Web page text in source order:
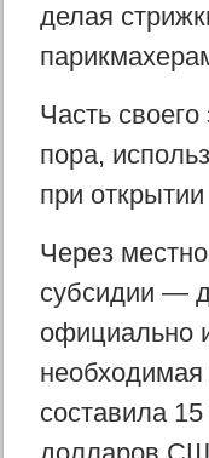
делая
Часть
пора,
при
Через
субсидии —
официально
составила